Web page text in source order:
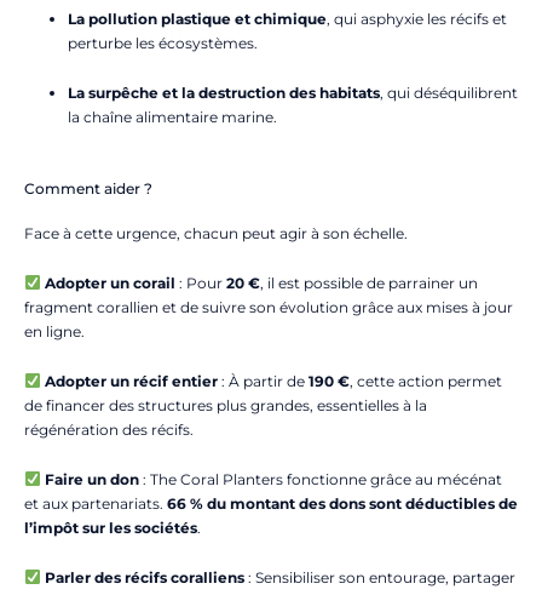
La pollution plastique et chimique, qui asphyxie les récifs et
perturbe les écosystèmes.
La surpêche et la destruction des habitats, qui déséquilibrent
la chaîne alimentaire marine.
Comment aider ?
Face à cette urgence, chacun peut agir à son échelle.
Adopter un corail : Pour 20 €, il est possible de parrainer un
fragment corallien et de suivre son évolution grâce aux mises à jour
en ligne.
Adopter un récif entier: À partir de 190 €, cette action permet
de financer des structures plus grandes, essentielles à la
régénération des récifs.
Faire un don: The Coral Planters fonctionne grâce au mécénat
et aux partenariats. 66 % du montant des dons sont déductibles de
l’impôt sur les sociétés.
Parler des récifs coralliens: Sensibiliser son entourage, partager